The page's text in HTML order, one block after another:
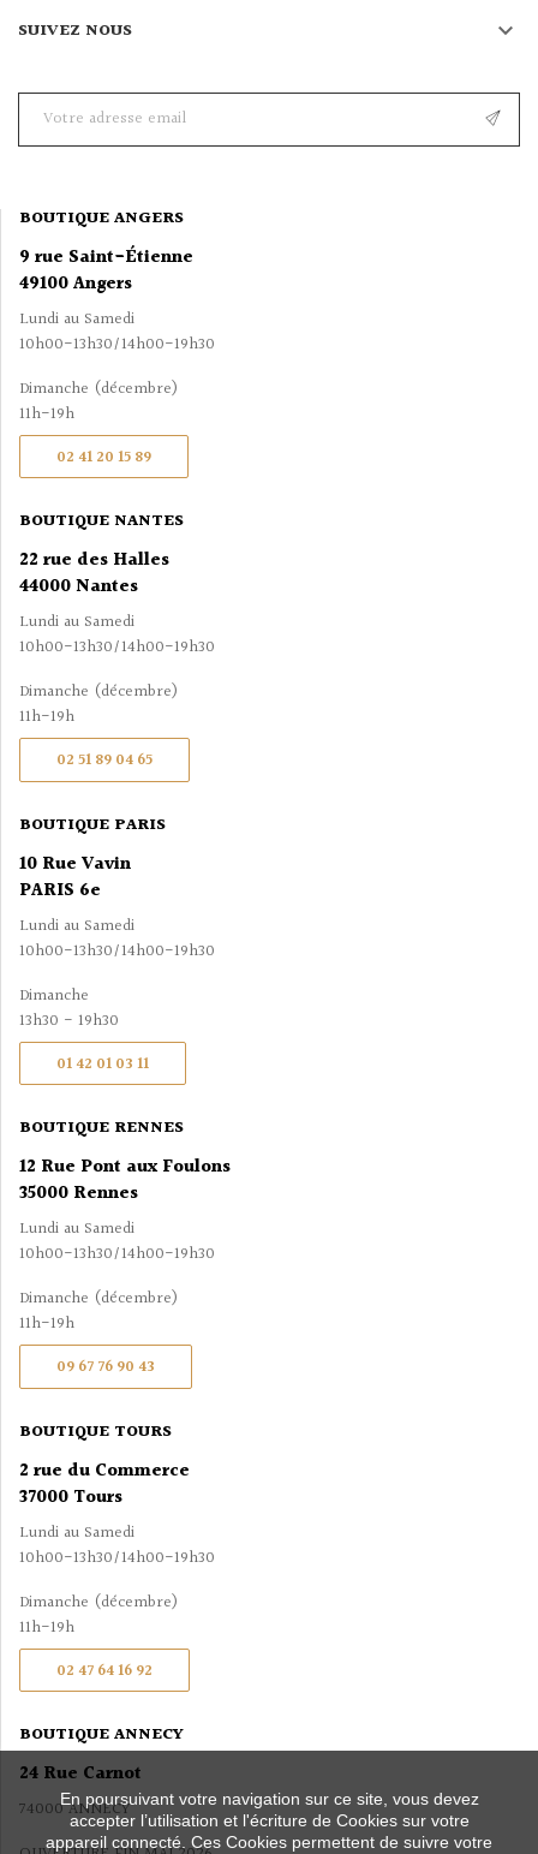
SUIVEZ NOUS 
BOUTIQUE ANGERS
9 rue Saint-Étienne
49100 Angers
Lundi au Samedi
10h00-13h30/14h00-19h30
Dimanche (décembre)
11h-19h
02 41 20 15 89
BOUTIQUE NANTES
22 rue des Halles
44000 Nantes
Lundi au Samedi
10h00-13h30/14h00-19h30
Dimanche (décembre)
11h-19h
02 51 89 04 65
BOUTIQUE PARIS
10 Rue Vavin
PARIS 6e
Lundi au Samedi
10h00-13h30/14h00-19h30
Dimanche
13h30 - 19h30
01 42 01 03 11
BOUTIQUE RENNES
12 Rue Pont aux Foulons
35000 Rennes
Lundi au Samedi
10h00-13h30/14h00-19h30
Dimanche (décembre)
11h-19h
09 67 76 90 43
BOUTIQUE TOURS
2 rue du Commerce
37000 Tours
Lundi au Samedi
10h00-13h30/14h00-19h30
Dimanche (décembre)
11h-19h
02 47 64 16 92
BOUTIQUE ANNECY
24 Rue Carnot
74000 ANNECY
En poursuivant votre navigation sur ce site, vous devez
accepter l’utilisation et l'écriture de Cookies sur votre
appareil connecté. Ces Cookies permettent de suivre votre